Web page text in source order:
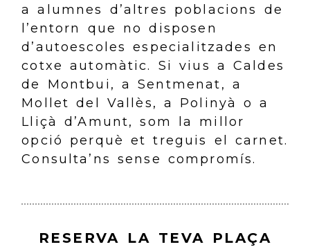
a alumnes d’altres poblacions de
l’entorn que no disposen
d’autoescoles especialitzades en
cotxe automàtic. Si vius a Caldes
de Montbui, a Sentmenat, a
Mollet del Vallès, a Polinyà o a
Lliçà d’Amunt, som la millor
opció perquè et treguis el carnet.
Consulta’ns sense compromís.
RESERVA LA TEVA PLAÇA